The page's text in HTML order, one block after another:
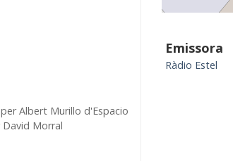
Albert Murillo d'Espacio
Morral
Emissora
Ràdio Estel